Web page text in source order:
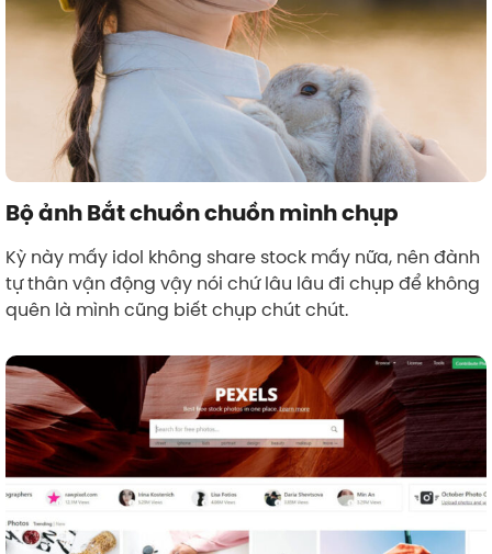
Bộ ảnh Bắt chuồn chuồn mình chụp
Kỳ này mấy idol không share stock mấy nữa, nên đành
tự thân vận động vậy nói chứ lâu lâu đi chụp để không
quên là mình cũng biết chụp chút chút.